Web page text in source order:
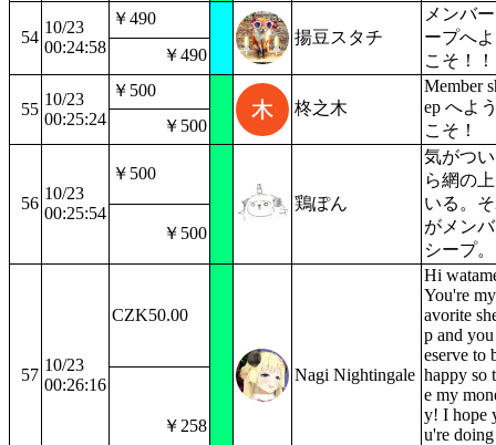
54
10/23
00:24:58
￥490
揚豆スタチ
メンバ
ープへ
こそ！！
￥490
55
10/23
00:25:24
￥500
柊之木
Member
ep へよ
こそ！
￥500
56
10/23
00:25:54
￥500
鶏ぽん
気がつ
ら網の
いる。
がメン
シープ。
￥500
57
10/23
00:26:16
CZK50.00
Nagi Nightingale
Hi
You're
avorite
p and
eserve to
happy so
e my
y! I hope
u're
￥258